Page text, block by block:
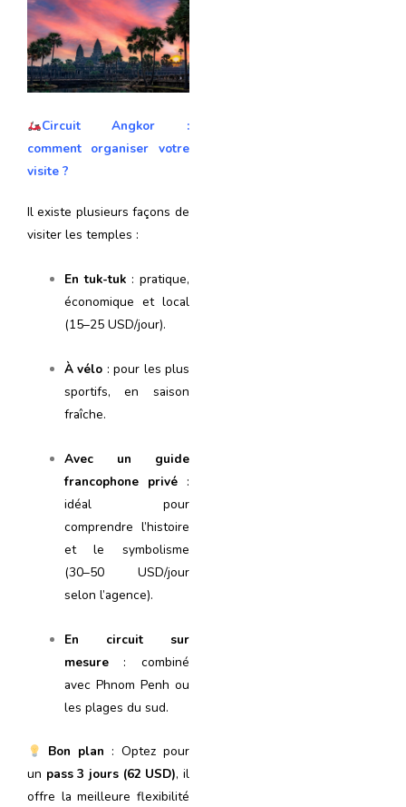
Circuit Angkor :
comment organiser votre
visite ?
Il existe plusieurs façons de
visiter les temples :
En tuk-tuk: pratique,
économique et local
(15–25 USD/jour).
À vélo : pour les plus
sportifs, en saison
fraîche.
Avec un guide
francophone privé:
idéal pour
comprendre l’histoire
et le symbolisme
(30–50 USD/jour
selon l’agence).
En circuit sur
mesure : combiné
avec Phnom Penh ou
les plages du sud.
Bon plan : Optez pour
un pass 3 jours (62 USD), il
offre la meilleure flexibilité